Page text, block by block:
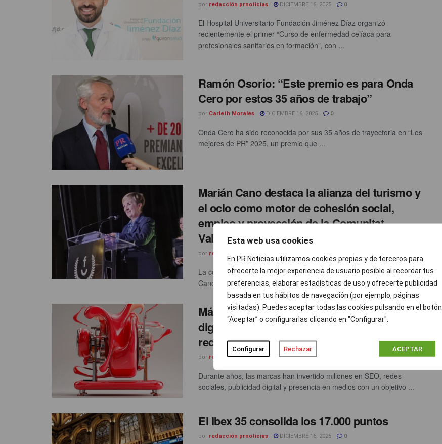
Esta web usa cookies
En PR Noticias utilizamos cookies propias y de terceros para
ofrecerte la mejor experiencia de usuario posible al recordar tus
preferencias, elaborar estadísticas de uso y ofrecerte publicidad
basada en tus hábitos de navegación (por ejemplo, páginas
visitadas). Puedes aceptar todas las cookies pulsando en el botón
“Aceptar” o configurarlas clicando en "Configurar".
Configurar Rechazar ACEPTAR
por redacción prnoticias DICIEMBRE 16, 2025 0
El Hospital Universitario Fundación Jiménez Díaz organizó
recientemente el primer “Curso de enfermedad celíaca para
profesionales sanitarios en formación”, con ...
Ramón Osorio: “Este premio es para Onda
Cero por estos 35 años de trabajo”
por Carleth Morales DICIEMBRE 16, 2025 0
Onda Cero ha sido reconocida por sus 35 años de trayectoria en “Los
mejores de PR” 2025, un premio que ...
Marián Cano destaca la alianza del turismo y
el ocio como motor de cohesión social,
empleo y proyección de la Comunitat
Valenciana
por redacción prnoticias
La consellera de Industria, Turismo, Innovación y Comercio, Marián
Cano, ha subrayado la relevancia de “un turismo y un ocio ...
Más del 70% de la inversión en marketing
digital ya no influye en lo que las IA
recomiendan sobre una marca
por redacción prnoticias DICIEMBRE 16, 2025
Durante años, las marcas han invertido millones en SEO, redes
sociales, publicidad digital y presencia en medios con un objetivo ...
El Ibex 35 consolida los 17.000 puntos
por redacción prnoticias DICIEMBRE 16, 2025 0